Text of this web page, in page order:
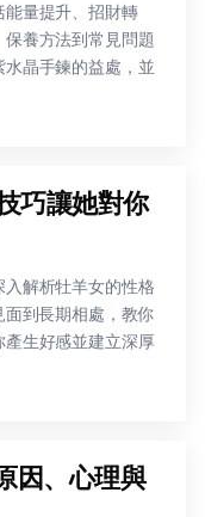
量提升、招財轉
養方法到常見問題
晶手鍊的益處，並
巧讓她對你
解析牡羊女的性格
到長期相處，教你
生好感並建立深厚
因、心理與